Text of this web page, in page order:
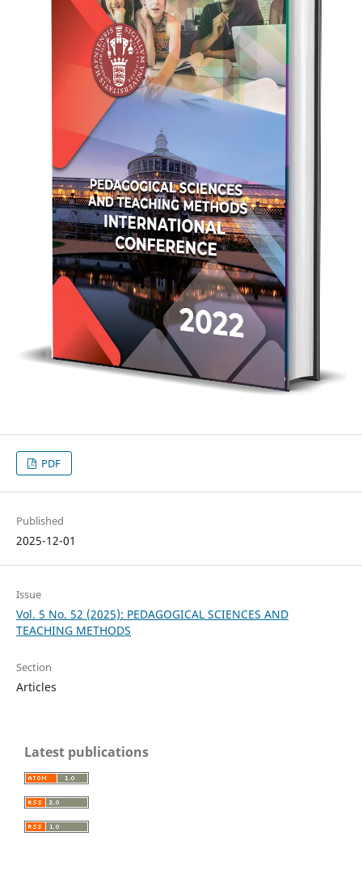
PDF
Published
2025-12-01
Issue
Vol. 5 No. 52 (2025): PEDAGOGICAL SCIENCES AND
TEACHING METHODS
Section
Articles
Latest publications